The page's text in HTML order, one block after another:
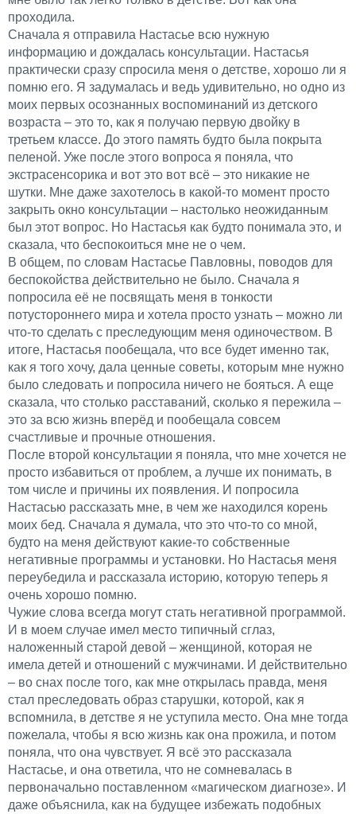
проходила.
Сначала я отправила Настасье всю нужную
информацию и дождалась консультации. Настасья
практически сразу спросила меня о детстве, хорошо ли я
помню его. Я задумалась и ведь удивительно, но одно из
моих первых осознанных воспоминаний из детского
возраста – это то, как я получаю первую двойку в
третьем классе. До этого память будто была покрыта
пеленой. Уже после этого вопроса я поняла, что
экстрасенсорика и вот это вот всё – это никакие не
шутки. Мне даже захотелось в какой-то момент просто
закрыть окно консультации – настолько неожиданным
был этот вопрос. Но Настасья как будто понимала это, и
сказала, что беспокоиться мне не о чем.
В общем, по словам Настасье Павловны, поводов для
беспокойства действительно не было. Сначала я
попросила её не посвящать меня в тонкости
потустороннего мира и хотела просто узнать – можно ли
что-то сделать с преследующим меня одиночеством. В
итоге, Настасья пообещала, что все будет именно так,
как я того хочу, дала ценные советы, которым мне нужно
было следовать и попросила ничего не бояться. А еще
сказала, что столько расставаний, сколько я пережила –
это за всю жизнь вперёд и пообещала совсем
счастливые и прочные отношения.
После второй консультации я поняла, что мне хочется не
просто избавиться от проблем, а лучше их понимать, в
том числе и причины их появления. И попросила
Настасью рассказать мне, в чем же находился корень
моих бед. Сначала я думала, что это что-то со мной,
будто на меня действуют какие-то собственные
негативные программы и установки. Но Настасья меня
переубедила и рассказала историю, которую теперь я
очень хорошо помню.
Чужие слова всегда могут стать негативной программой.
И в моем случае имел место типичный сглаз,
наложенный старой девой – женщиной, которая не
имела детей и отношений с мужчинами. И действительно
– во снах после того, как мне открылась правда, меня
стал преследовать образ старушки, которой, как я
вспомнила, в детстве я не уступила место. Она мне тогда
пожелала, чтобы я всю жизнь как она прожила, и потом
поняла, что она чувствует. Я всё это рассказала
Настасье, и она ответила, что не сомневалась в
первоначально поставленном «магическом диагнозе». И
даже объяснила, как на будущее избежать подобных